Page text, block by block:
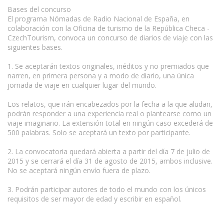
Bases del concurso
El programa Nómadas de Radio Nacional de España, en
colaboración con la Oficina de turismo de la República Checa -
CzechTourism, convoca un concurso de diarios de viaje con las
siguientes bases.
1. Se aceptarán textos originales, inéditos y no premiados que
narren, en primera persona y a modo de diario, una única
jornada de viaje en cualquier lugar del mundo.
Los relatos, que irán encabezados por la fecha a la que aludan,
podrán responder a una experiencia real o plantearse como un
viaje imaginario. La extensión total en ningún caso excederá de
500 palabras. Solo se aceptará un texto por participante.
2. La convocatoria quedará abierta a partir del día 7 de julio de
2015 y se cerrará el día 31 de agosto de 2015, ambos inclusive.
No se aceptará ningún envío fuera de plazo.
3. Podrán participar autores de todo el mundo con los únicos
requisitos de ser mayor de edad y escribir en español.